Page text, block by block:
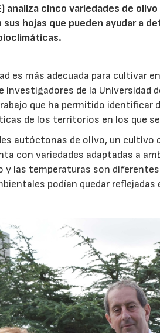
analiza cinco variedades de
hojas que pueden ayudar a
es más adecuada para cultivar
investigadores de la Universidad
que ha permitido
de los territorios en los que
autóctonas de olivo, un cultivo
con variedades adaptadas a
y las temperaturas son
podían quedar